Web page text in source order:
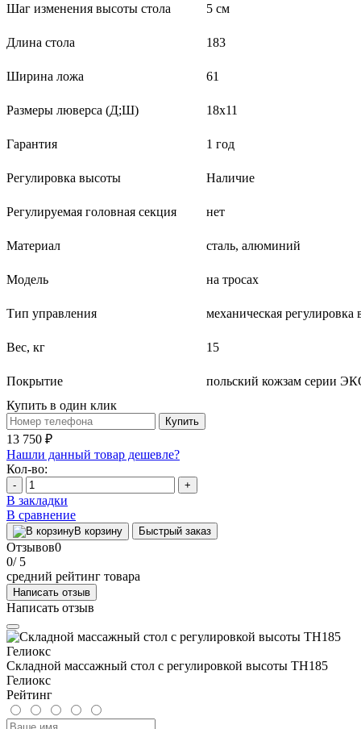
Шаг изменения высоты стола 5 см
Длина стола 183
Ширина ложа 61
Размеры люверса (Д;Ш) 18х11
Гарантия 1 год
Регулировка высоты Наличие
Регулируемая головная секция нет
Материал сталь, алюминий
Модель на тросах
Тип управления механическая регулировка
Вес, кг 15
Покрытие
польский кожзам серии
Купить в один клик
Купить
13 750 ₽
Нашли данный товар дешевле?
Кол-во:
- +
В закладки
В сравнение
В корзину Быстрый заказ
Отзывов0
0/ 5
средний рейтинг товара
Написать отзыв
Написать отзыв
Складной массажный стол с регулировкой высоты ТН185
Гелиокс
Рейтинг